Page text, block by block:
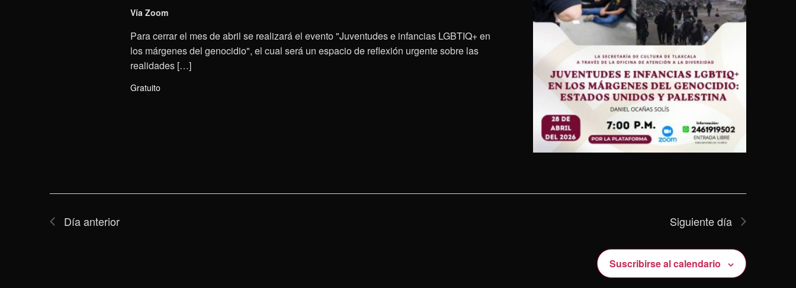
Vía Zoom
Para cerrar el mes de abril se realizará el evento "Juventudes e infancias LGBTIQ+ en
los márgenes del genocidio", el cual será un espacio de reflexión urgente sobre las
realidades […]
Gratuito
Día anterior Siguiente día
Suscribirse al calendario